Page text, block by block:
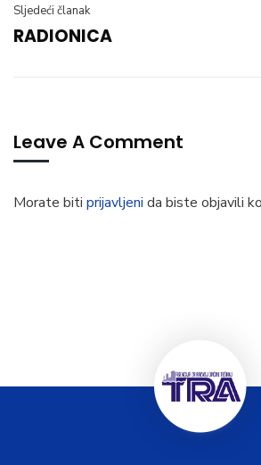
Sljedeći članak
RADIONICA
Leave A Comment
Morate biti prijavljeni da biste objavili